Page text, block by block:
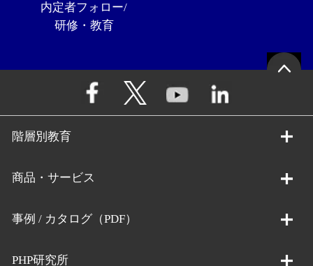
内定者フォロー/
研修・教育
階層別教育
商品・サービス
事例 / カタログ（PDF）
PHP研究所